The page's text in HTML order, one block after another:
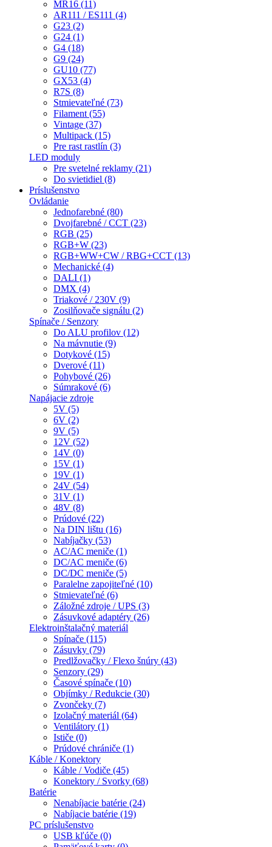
MR16 (11)
AR111 / ES111 (4)
G23 (2)
G24 (1)
G4 (18)
G9 (24)
GU10 (77)
GX53 (4)
R7S (8)
Stmievateľné (73)
Filament (55)
Vintage (37)
Multipack (15)
Pre rast rastlín (3)
LED moduly
Pre svetelné reklamy (21)
Do svietidiel (8)
Príslušenstvo
Ovládanie
Jednofarebné (80)
Dvojfarebné / CCT (23)
RGB (25)
RGB+W (23)
RGB+WW+CW / RBG+CCT (13)
Mechanické (4)
DALI (1)
DMX (4)
Triakové / 230V (9)
Zosilňovače signálu (2)
Spínače / Senzory
Do ALU profilov (12)
Na mávnutie (9)
Dotykové (15)
Dverové (11)
Pohybové (26)
Súmrakové (6)
Napájacie zdroje
5V (5)
6V (2)
9V (5)
12V (52)
14V (0)
15V (1)
19V (1)
24V (54)
31V (1)
48V (8)
Prúdové (22)
Na DIN lištu (16)
Nabíjačky (53)
AC/AC meniče (1)
DC/AC meniče (6)
DC/DC meniče (5)
Paralelne zapojiteľné (10)
Stmievateľné (6)
Záložné zdroje / UPS (3)
Zásuvkové adaptéry (26)
Elektroinštalačný materiál
Spínače (115)
Zásuvky (79)
Predlžovačky / Flexo šnúry (43)
Senzory (29)
Časové spínače (10)
Objímky / Redukcie (30)
Zvončeky (7)
Izolačný materiál (64)
Ventilátory (1)
Ističe (0)
Prúdové chrániče (1)
Káble / Konektory
Káble / Vodiče (45)
Konektory / Svorky (68)
Batérie
Nenabíjacie batérie (24)
Nabíjacie batérie (19)
PC príslušenstvo
USB kľúče (0)